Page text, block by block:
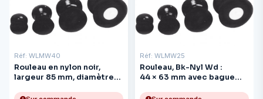
Réf: WLMW40
Rouleau en nylon noir,
largeur 85 mm, diamètre
100 mm, diamètre du trou
Réf: WLMW25
Rouleau, Bk-Nyl Wd :
44 × 63 mm avec bague